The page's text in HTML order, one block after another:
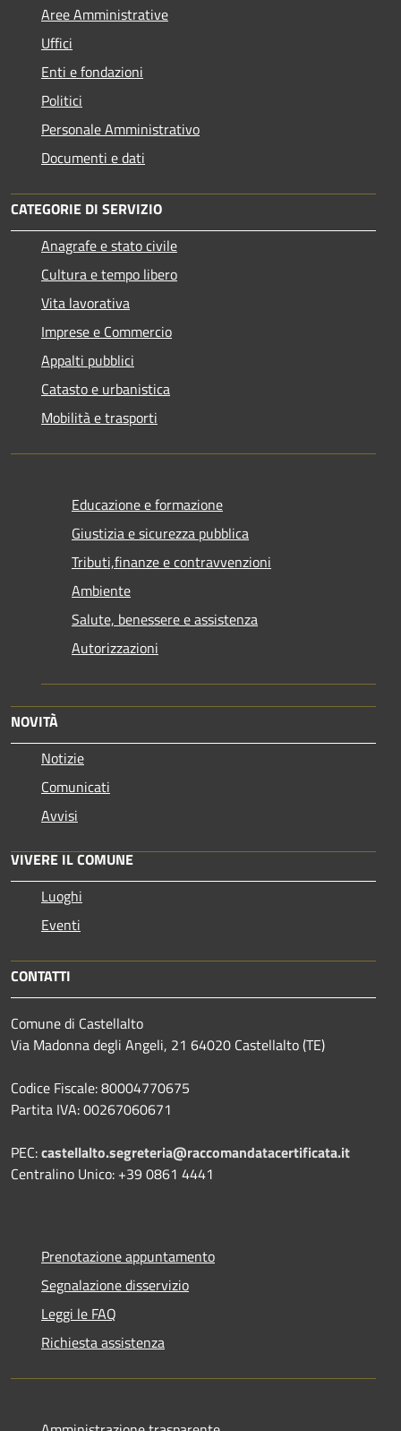
Aree Amministrative
Uffici
Enti e fondazioni
Politici
Personale Amministrativo
Documenti e dati
CATEGORIE DI SERVIZIO
Anagrafe e stato civile
Cultura e tempo libero
Vita lavorativa
Imprese e Commercio
Appalti pubblici
Catasto e urbanistica
Mobilità e trasporti
Educazione e formazione
Giustizia e sicurezza pubblica
Tributi,finanze e contravvenzioni
Ambiente
Salute, benessere e assistenza
Autorizzazioni
NOVITÀ
Notizie
Comunicati
Avvisi
VIVERE IL COMUNE
Luoghi
Eventi
CONTATTI
Comune di Castellalto
Via Madonna degli Angeli, 21 64020 Castellalto (TE)
Codice Fiscale: 80004770675
Partita IVA: 00267060671
PEC:castellalto.segreteria@raccomandatacertificata.it
Centralino Unico: +39 0861 4441
Prenotazione appuntamento
Segnalazione disservizio
Leggi le FAQ
Richiesta assistenza